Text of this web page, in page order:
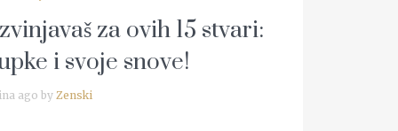
za ovih 15 stvari:
i svoje snove!
ago byZenski